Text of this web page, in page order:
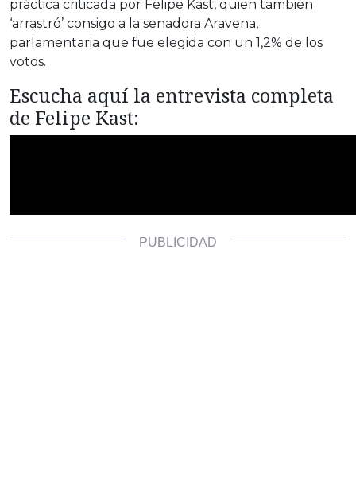
práctica criticada por Felipe Kast, quien también
‘arrastró’ consigo a la senadora Aravena,
parlamentaria que fue elegida con un 1,2% de los
votos.
Escucha aquí la entrevista completa
de Felipe Kast: